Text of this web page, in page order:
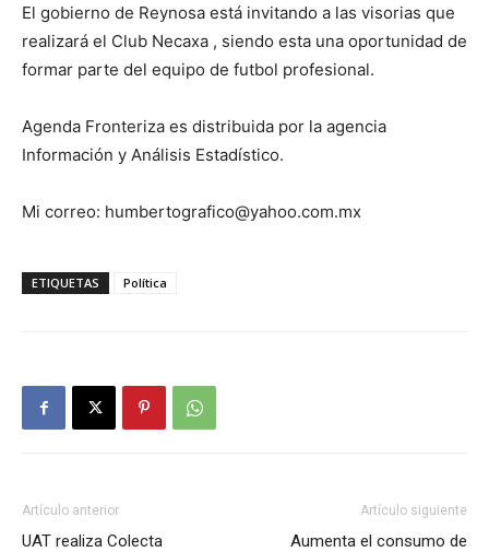
El gobierno de Reynosa está invitando a las visorias que
realizará el Club Necaxa , siendo esta una oportunidad de
formar parte del equipo de futbol profesional.
Agenda Fronteriza es distribuida por la agencia
Información y Análisis Estadístico.
Mi correo: humbertografico@yahoo.com.mx
ETIQUETAS Política
Artículo anterior
UAT realiza Colecta
Artículo siguiente
Aumenta el consumo de